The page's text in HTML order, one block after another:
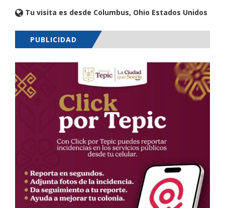
Tu visita es desde Columbus, Ohio Estados Unidos
PUBLICIDAD